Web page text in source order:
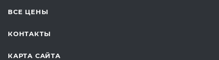
ВСЕ ЦЕНЫ
КОНТАКТЫ
КАРТА САЙТА